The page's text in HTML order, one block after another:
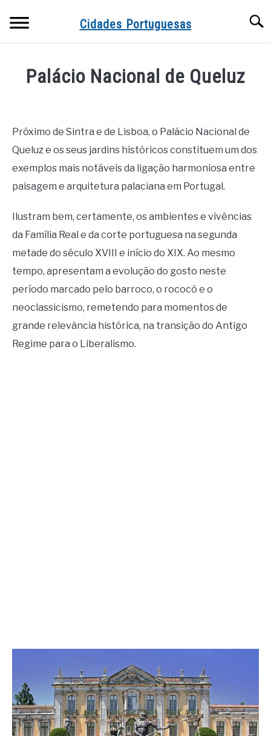
Cidades Portuguesas
Palácio Nacional de Queluz
Silva
Museus
e
Próximo de Sintra e de Lisboa, o Palácio Nacional de
Queluz e os seus jardins históricos constituem um dos
exemplos mais notáveis da ligação harmoniosa entre
paisagem e arquitetura palaciana em Portugal.
Ilustram bem, certamente, os ambientes e vivências
da Família Real e da corte portuguesa na segunda
metade do século XVIII e início do XIX. Ao mesmo
tempo, apresentam a evolução do gosto neste
período marcado pelo barroco, o rococó e o
neoclassicismo, remetendo para momentos de
grande relevância histórica, na transição do Antigo
Regime para o Liberalismo.